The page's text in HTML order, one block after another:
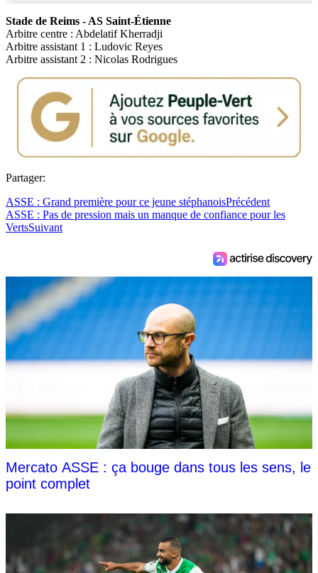
Stade de Reims - AS Saint-Étienne
Arbitre centre : Abdelatif Kherradji
Arbitre assistant 1 : Ludovic Reyes
Arbitre assistant 2 : Nicolas Rodrigues
Partager:
ASSE : Grand première pour ce jeune stéphanoisPrécédent
ASSE : Pas de pression mais un manque de confiance pour les
VertsSuivant
Mercato ASSE : ça bouge dans tous les sens, le
point complet